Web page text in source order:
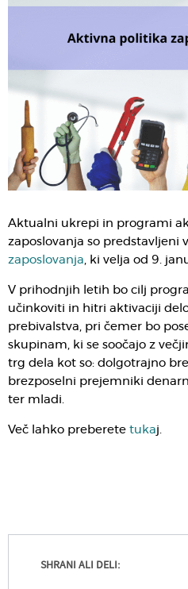
Aktualni ukrepi in programi
zaposlovanja so predstavljeni v
zaposlovanja , ki velja od 9.
V prihodnjih letih bo cilj
učinkoviti in hitri aktivaciji
prebivalstva, pri čemer bo
skupinam, ki se soočajo z
trg dela kot so: dolgotrajno
brezposelni prejemniki
ter mladi.
Več lahko preberete tukaj.
SHRANI ALI DELI: